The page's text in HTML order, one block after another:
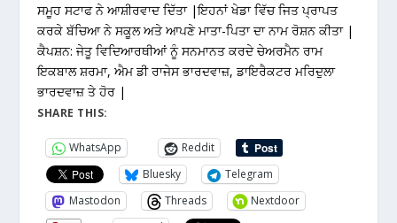
ਸਮੂਹ ਸਟਾਫ ਨੇ ਆਸ਼ੀਰਵਾਦ ਦਿੱਤਾ |ਇਹਨਾਂ ਖੇਡਾ ਵਿੱਚ ਜਿਤ ਪ੍ਰਾਪਤ
ਕਰਕੇ ਬੱਚਿਆ ਨੇ ਸਕੂਲ ਅਤੇ ਆਪਣੇ ਮਾਤਾ-ਪਿਤਾ ਦਾ ਨਾਮ ਰੋਸ਼ਨ ਕੀਤਾ |
ਕੈਪਸ਼ਨ: ਜੇਤੂ ਵਿਦਿਆਰਥੀਆਂ ਨੂੰ ਸਨਮਾਨਤ ਕਰਦੇ ਚੇਅਰਮੈਨ ਰਾਮ
ਇਕਬਾਲ ਸ਼ਰਮਾ, ਐਮ ਡੀ ਰਾਜੇਸ ਭਾਰਦਵਾਜ਼, ਡਾਇਰੈਕਟਰ ਮਰਿਦੁਲਾ
ਭਾਰਦਵਾਜ਼ ਤੇ ਹੋਰ |
SHARE THIS:
WhatsApp
Reddit
Bluesky
Telegram
Mastodon
Threads
Nextdoor